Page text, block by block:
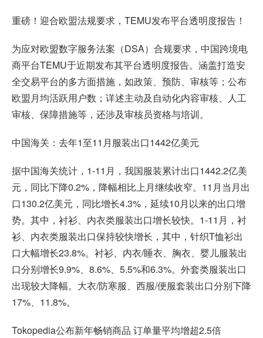
重磅！迎合欧盟法规要求，TEMU发布平台透明度报告！
为应对欧盟数字服务法案（DSA）合规要求，中国跨境电
商平台TEMU于近期发布其平台透明度报告。涵盖打造安
全交易平台的多方面措施，如政策、预防、审核等；公布
欧盟月均活跃用户数；详述主动及自动化内容审核、人工
审核、保障措施等，还涉及审核员资格与培训。
中国海关：去年1至11月服装出口1442亿美元
据中国海关统计，1-11月，我国服装累计出口1442.2亿美
元，同比下降0.2%，降幅相比上月继续收窄。11月当月出
口130.2亿美元，同比增长4.3%，延续10月以来的出口增
势。其中，衬衫、内衣类服装出口增长较快。1-11月，衬
衫、内衣类服装出口保持较快增长，其中，针织T恤衫出
口大幅增长23.8%。衬衫、内衣/睡衣、胸衣、婴儿服装出
口分别增长9.9%、8.6%、5.5%和6.3%。外套类服装出口
出现较大降幅。大衣/防寒服、西服/便服套装出口分别下降
17%、11.8%。
Tokopedia公布新年畅销商品 订单量平均增超2.5倍